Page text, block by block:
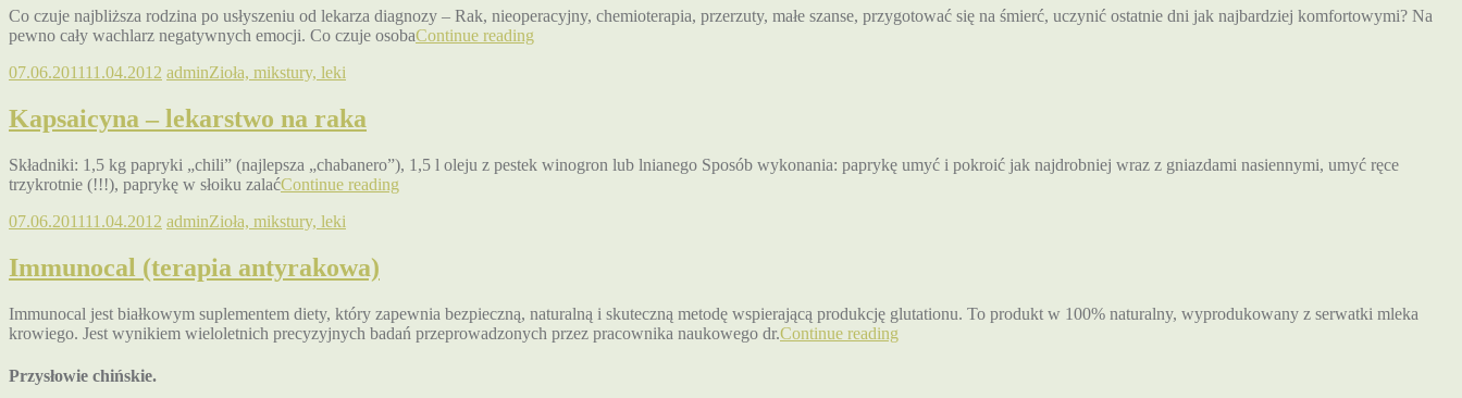
Co czuje najbliższa rodzina po usłyszeniu od lekarza diagnozy – Rak, nieoperacyjny, chemioterapia, przerzuty, małe szanse, przygotować się na śmierć, uczynić ostatnie dni jak najbardziej komfortowymi? Na
pewno cały wachlarz negatywnych emocji. Co czuje osobaContinue reading
07.06.201111.04.2012 adminZioła, mikstury, leki
Kapsaicyna – lekarstwo na raka
Składniki: 1,5 kg papryki „chili” (najlepsza „chabanero”), 1,5 l oleju z pestek winogron lub lnianego Sposób wykonania: paprykę umyć i pokroić jak najdrobniej wraz z gniazdami nasiennymi, umyć ręce
trzykrotnie (!!!), paprykę w słoiku zalaćContinue reading
07.06.201111.04.2012 adminZioła, mikstury, leki
Immunocal (terapia antyrakowa)
Immunocal jest białkowym suplementem diety, który zapewnia bezpieczną, naturalną i skuteczną metodę wspierającą produkcję glutationu. To produkt w 100% naturalny, wyprodukowany z serwatki mleka
krowiego. Jest wynikiem wieloletnich precyzyjnych badań przeprowadzonych przez pracownika naukowego dr.Continue reading
Przysłowie chińskie.